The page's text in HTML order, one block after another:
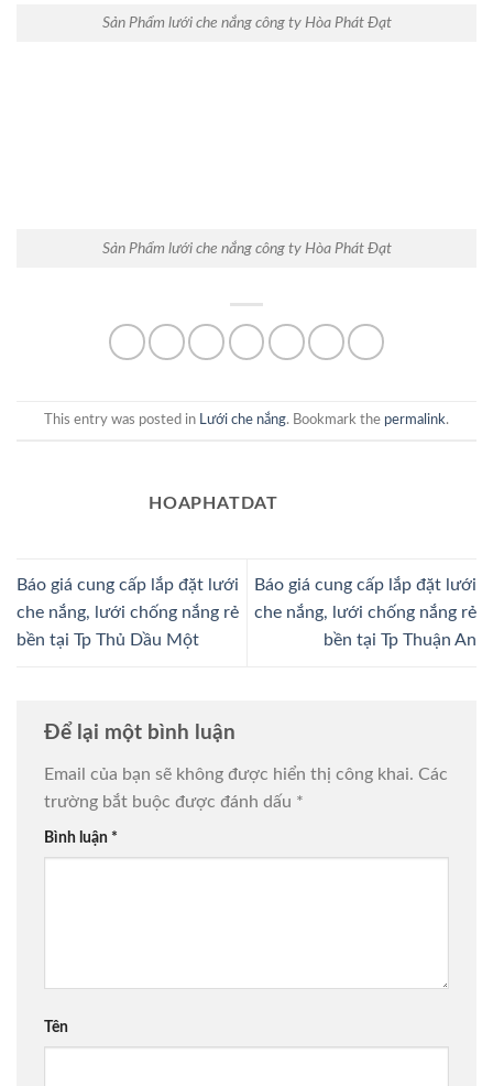
Sản Phẩm lưới che nắng công ty Hòa Phát Đạt
Sản Phẩm lưới che nắng công ty Hòa Phát Đạt
This entry was posted in Lưới che nắng. Bookmark the permalink.
HOAPHATDAT
Báo giá cung cấp lắp đặt lưới
che nắng, lưới chống nắng rẻ
bền tại Tp Thủ Dầu Một
Báo giá cung cấp lắp đặt lưới
che nắng, lưới chống nắng rẻ
bền tại Tp Thuận An
Để lại một bình luận
Email của bạn sẽ không được hiển thị công khai. Các
trường bắt buộc được đánh dấu *
Bình luận *
Tên